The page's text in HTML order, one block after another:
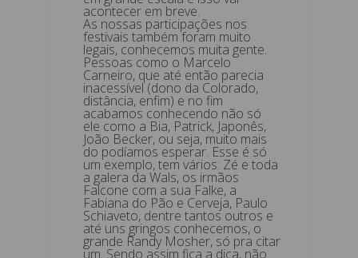
acontecer em breve.
As nossas participações nos
festivais também foram muito
legais, conhecemos muita gente.
Pessoas como o Marcelo
Carneiro, que até então parecia
inacessível (dono da Colorado,
distância, enfim) e no fim
acabamos conhecendo não só
ele como a Bia, Patrick, Japonês,
João Becker, ou seja, muito mais
do podíamos esperar. Esse é só
um exemplo, tem vários: Zé e toda
a galera da Wals, os irmãos
Falcone com a sua Falke, a
Fabiana do Pão e Cerveja, Paulo
Schiaveto, dentre tantos outros e
até uns gringos conhecemos, o
grande Randy Mosher, só pra citar
um. Sendo assim fica a dica, não